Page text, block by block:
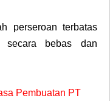
perseroan terbatas
secara bebas dan
Pembuatan PT